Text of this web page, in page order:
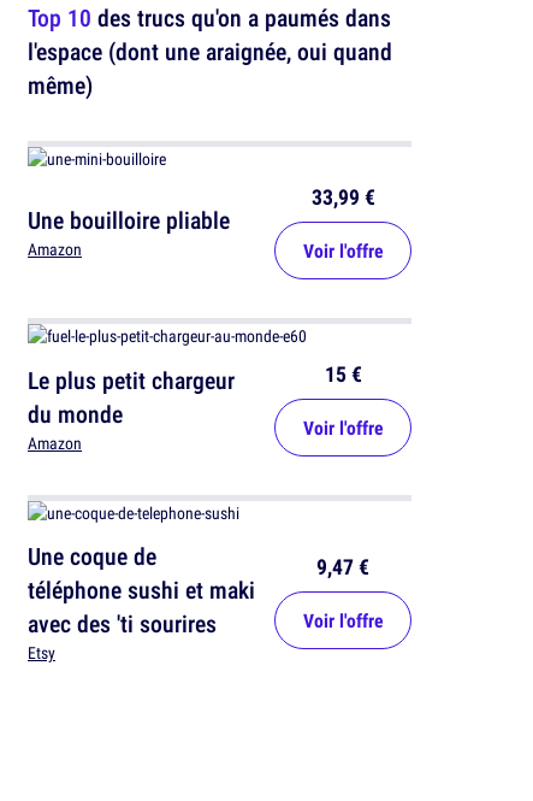
Top 10 des trucs qu'on a paumés dans
l'espace (dont une araignée, oui quand
même)
Une bouilloire pliable
Amazon
33,99 €
Voir l'offre
Le plus petit chargeur
du monde
Amazon
15 €
Voir l'offre
Une coque de
téléphone sushi et maki
avec des 'ti sourires
Etsy
9,47 €
Voir l'offre